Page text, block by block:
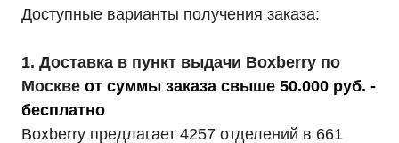
Доступные варианты получения заказа:
1. Доставка в пункт выдачи Boxberry по
Москве от суммы заказа свыше 50.000 руб. -
бесплатно
Boxberry предлагает 4257 отделений в 661